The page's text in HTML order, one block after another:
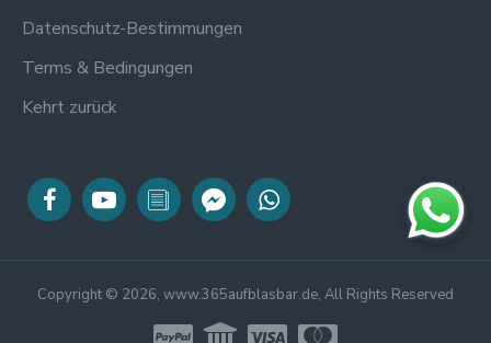
Datenschutz-Bestimmungen
Terms & Bedingungen
Kehrt zurück
Copyright © 2026, www.365aufblasbar.de, All Rights Reserved